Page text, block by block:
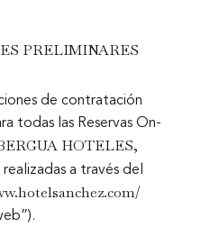
PRELIMINARES
de contratación
todas las Reservas On-
HOTELES,
a través del